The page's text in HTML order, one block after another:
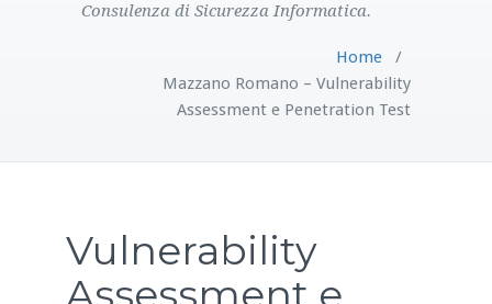
Consulenza di Sicurezza Informatica.
Home/
Mazzano Romano – Vulnerability
Assessment e Penetration Test
Vulnerability
Assessment e